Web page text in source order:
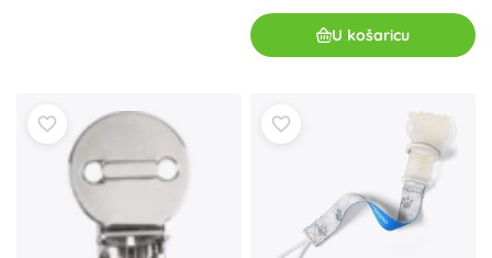
U košaricu